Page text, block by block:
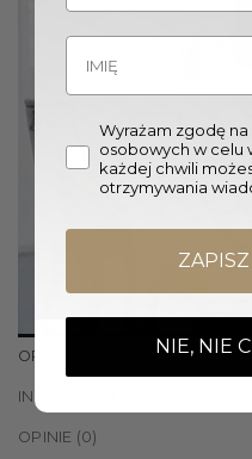
OPIS
INFORMACJE DODATKOWE
OPINIE (0)
Wyrażam zgodę
osobowych w celu
każdej chwili
otrzymywania
NIE, NIE